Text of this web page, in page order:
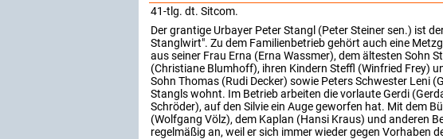
41-tlg. dt. Sitcom.
Der grantige Urbayer Peter Stangl (Peter Steiner sen.) ist
Stanglwirt". Zu dem Familienbetrieb gehört auch eine
aus seiner Frau Erna (Erna Wassmer), dem ältesten Sohn
(Christiane Blumhoff), ihren Kindern Steffl (Winfried Frey)
Sohn Thomas (Rudi Decker) sowie Peters Schwester Leni
Stangls wohnt. Im Betrieb arbeiten die vorlaute Gerdi
Schröder), auf den Silvie ein Auge geworfen hat. Mit dem
(Wolfgang Völz), dem Kaplan (Hansi Kraus) und anderen
regelmäßig an, weil er sich immer wieder gegen Vorhaben